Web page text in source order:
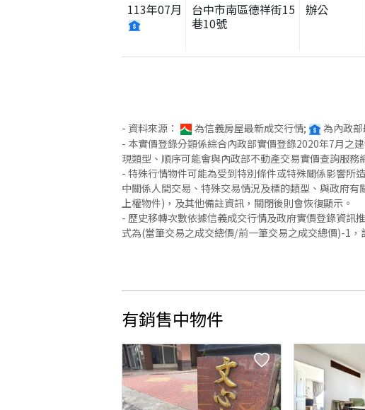
113年07月
台中市南區德祥街15
巷10號
辦公
- 資料來源： 為信義房屋最新成交行情; 為內政
- 本實價登錄分類係綜合內政部實價登錄2020年7月之
現類型、順序可能會與內政部不動產交易實價查詢服務
- 特殊行情物件可能為受到特別條件或特殊關係影響所
中關係人間交易、特殊交易情況及標的類型、與政府
上權物件)，及其他備註資訊，關閉後則會恢復顯示。
- 歷史移轉次數依據信義成交行情及政府實價登錄資訊
式為(當筆交易之成交總價/前一筆交易之成交總價)-1
有銷售中物件